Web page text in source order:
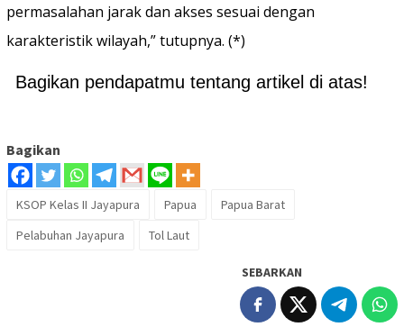
permasalahan jarak dan akses sesuai dengan
karakteristik wilayah,” tutupnya. (*)
Bagikan pendapatmu tentang artikel di atas!
Bagikan
KSOP Kelas II Jayapura Papua
Papua Barat
Pelabuhan Jayapura
Tol Laut
SEBARKAN